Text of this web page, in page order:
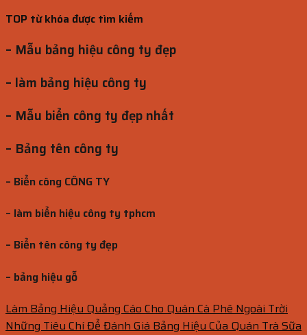
TOP từ khóa được tìm kiếm
– Mẫu bảng hiệu công ty đẹp
– làm bảng hiệu công ty
– Mẫu biển công ty đẹp nhất
– Bảng tên công ty
– Biển công CÔNG TY
– làm biển hiệu công ty tphcm
– Biển tên công ty đẹp
– bảng hiệu gỗ
Làm Bảng Hiệu Quảng Cáo Cho Quán Cà Phê Ngoài Trời
Những Tiêu Chí Để Đánh Giá Bảng Hiệu Của Quán Trà Sữa